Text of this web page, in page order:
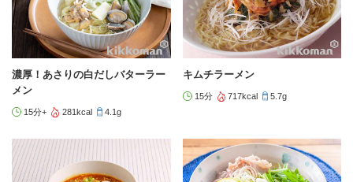
濃厚！あさりの白だしバターラー
メン
15分+ 281kcal 4.1g
キムチラーメン
15分 717kcal 5.7g